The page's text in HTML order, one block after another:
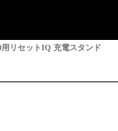
リセットIQ 充電スタンド